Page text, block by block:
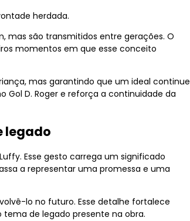
herdada.
mas são transmitidos entre gerações. O
momentos em que esse conceito
mas garantindo que um ideal continue
D. Roger e reforça a continuidade da
legado
Esse gesto carrega um significado
a representar uma promessa e uma
lo no futuro. Esse detalhe fortalece
de legado presente na obra.